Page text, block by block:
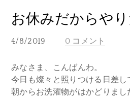
お休みだからや
4/8/2019 0 コメント
みなさま、こんばんわ。
今日も燦々と照りつける日差し
朝からお洗濯物がはかどりまし